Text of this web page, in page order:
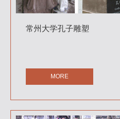
常州大学孔子雕塑
MORE